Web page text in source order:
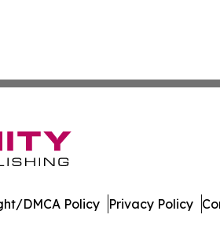
DMCA Policy Privacy Policy